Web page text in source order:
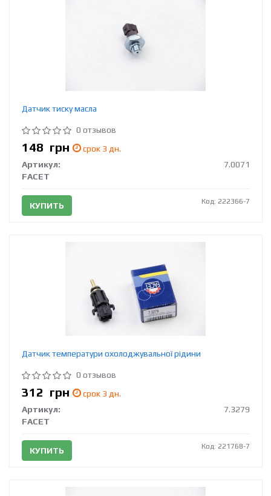
Датчик тиску масла
0 отзывов
148 грн
срок 3 дн.
Артикул:
7.0071
FACET
КУПИТЬ Код: 222366-7
Датчик температури охолоджувальної рідини
0 отзывов
312 грн
срок 3 дн.
Артикул:
7.3279
FACET
КУПИТЬ Код: 221768-7